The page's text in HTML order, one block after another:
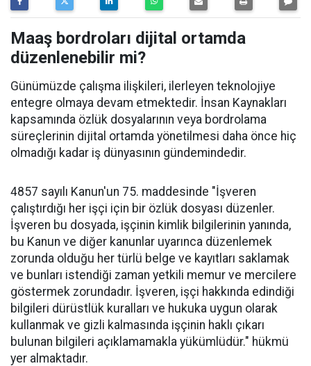
Maaş bordroları dijital ortamda
düzenlenebilir mi?
Günümüzde çalışma ilişkileri, ilerleyen teknolojiye
entegre olmaya devam etmektedir. İnsan Kaynakları
kapsamında özlük dosyalarının veya bordrolama
süreçlerinin dijital ortamda yönetilmesi daha önce hiç
olmadığı kadar iş dünyasının gündemindedir.
4857 sayılı Kanun'un 75. maddesinde "İşveren
çalıştırdığı her işçi için bir özlük dosyası düzenler.
İşveren bu dosyada, işçinin kimlik bilgilerinin yanında,
bu Kanun ve diğer kanunlar uyarınca düzenlemek
zorunda olduğu her türlü belge ve kayıtları saklamak
ve bunları istendiği zaman yetkili memur ve mercilere
göstermek zorundadır. İşveren, işçi hakkında edindiği
bilgileri dürüstlük kuralları ve hukuka uygun olarak
kullanmak ve gizli kalmasında işçinin haklı çıkarı
bulunan bilgileri açıklamamakla yükümlüdür." hükmü
yer almaktadır.